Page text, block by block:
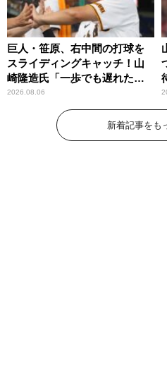
巨人・笹原、右中間の打球を
スライディングキャッチ！山
崎隆造氏「一歩でも遅れた
ら…」
2026.08.06
新着記事をも